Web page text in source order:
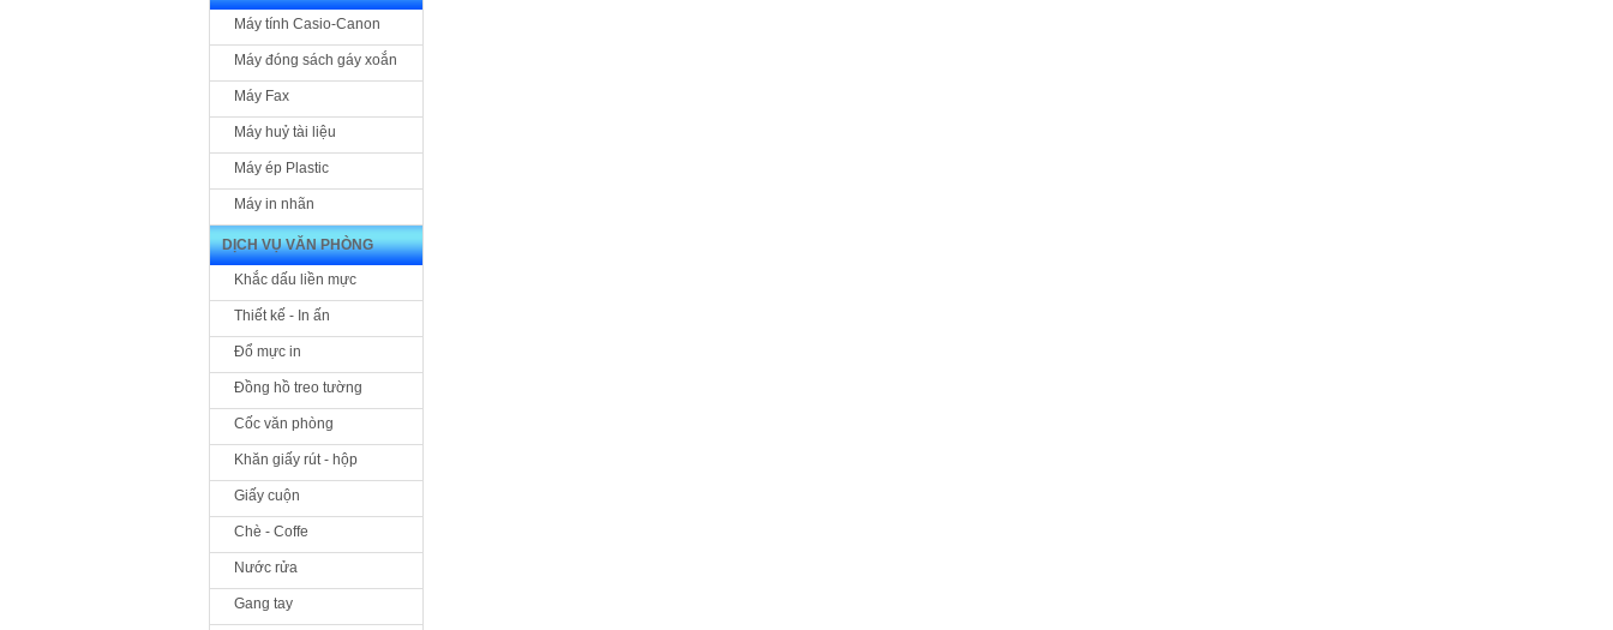
Máy tính Casio-Canon
Máy đóng sách gáy xoắn
Máy Fax
Máy huỷ tài liệu
Máy ép Plastic
Máy in nhãn
DỊCH VỤ VĂN PHÒNG
Khắc dấu liền mực
Thiết kế - In ấn
Đổ mực in
Đồng hồ treo tường
Cốc văn phòng
Khăn giấy rút - hộp
Giấy cuộn
Chè - Coffe
Nước rửa
Gang tay